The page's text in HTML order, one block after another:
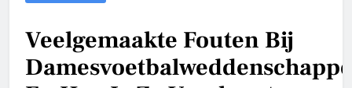
Veelgemaakte Fouten Bij